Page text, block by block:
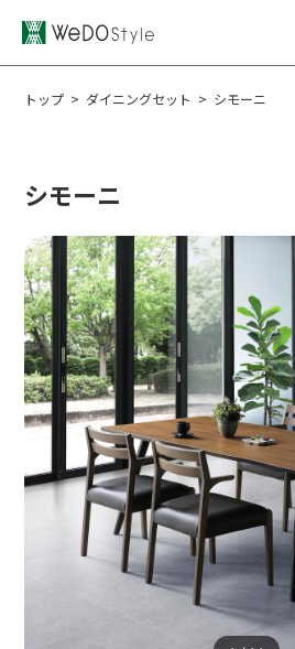
商品
ご購入について
最新ニュース・コラム
特集
企業情報
オンラインショップ
トップ > ダイニングセット > シモーニ
シモーニ